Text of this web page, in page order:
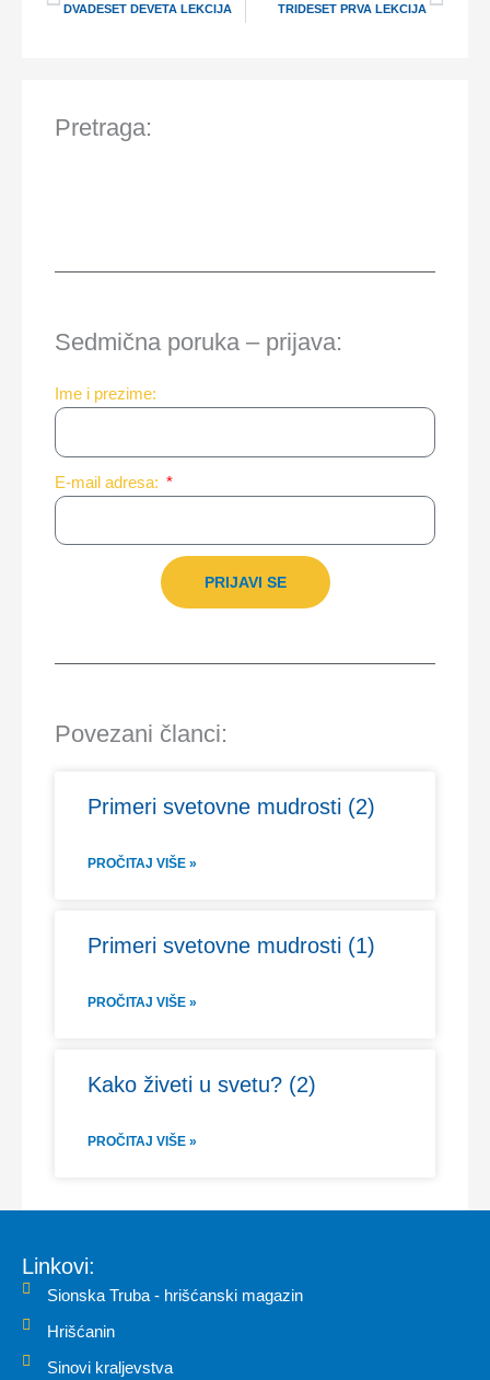
DVADESET DEVETA LEKCIJA TRIDESET PRVA LEKCIJA
Pretraga:
Sedmična poruka – prijava:
Ime i prezime:
E-mail adresa:
PRIJAVI SE
Povezani članci:
Primeri svetovne mudrosti (2)
PROČITAJ VIŠE »
Primeri svetovne mudrosti (1)
PROČITAJ VIŠE »
Kako živeti u svetu? (2)
PROČITAJ VIŠE »
Linkovi:
Sionska Truba - hrišćanski magazin
Hrišćanin
Sinovi kraljevstva